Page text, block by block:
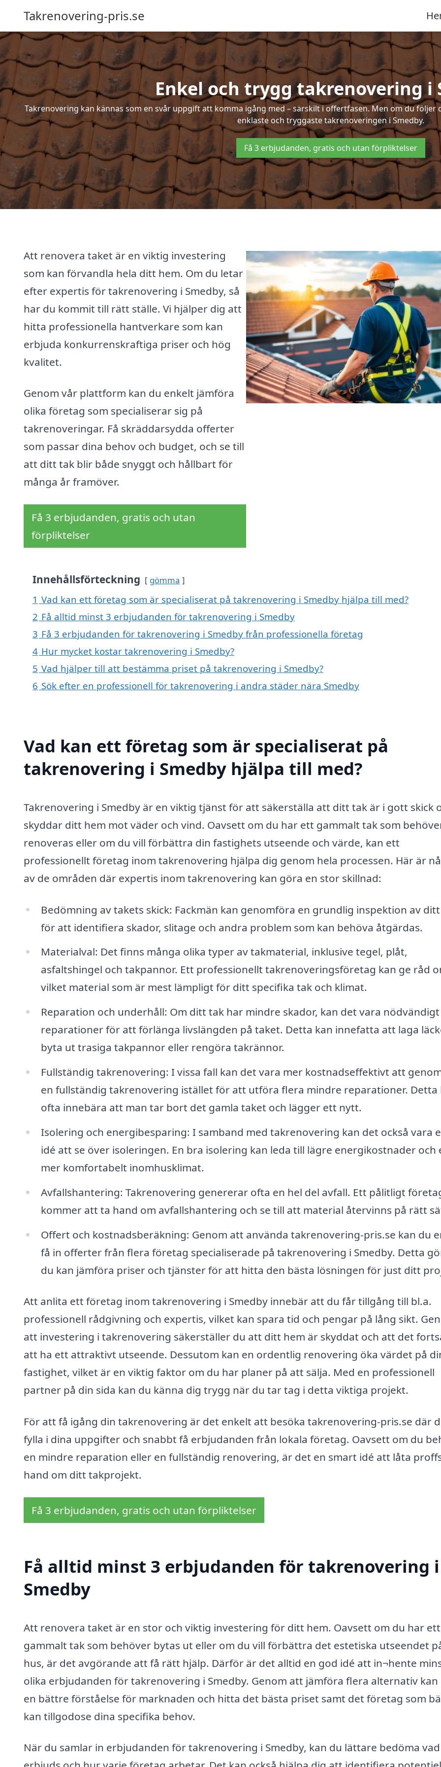
Takrenovering-pris.se
Enkel och trygg takrenovering i
Takrenovering kan kännas som en svår uppgift att komma igång med – särskilt i offertfasen. Men om du
enklaste och tryggaste takrenoveringen i Smedby.
Få 3 erbjudanden, gratis och utan förpliktelser
Att renovera taket är en viktig investering
som kan förvandla hela ditt hem. Om du letar
efter expertis för takrenovering i Smedby, så
har du kommit till rätt ställe. Vi hjälper dig att
hitta professionella hantverkare som kan
erbjuda konkurrenskraftiga priser och hög
kvalitet.
Genom vår plattform kan du enkelt jämföra
olika företag som specialiserar sig på
takrenoveringar. Få skräddarsydda offerter
som passar dina behov och budget, och se till
att ditt tak blir både snyggt och hållbart för
många år framöver.
Få 3 erbjudanden, gratis och utan
förpliktelser
Innehållsförteckning gömma
1 Vad kan ett företag som är specialiserat på takrenovering i Smedby hjälpa till med?
2 Få alltid minst 3 erbjudanden för takrenovering i Smedby
3 Få 3 erbjudanden för takrenovering i Smedby från professionella företag
4 Hur mycket kostar takrenovering i Smedby?
5 Vad hjälper till att bestämma priset på takrenovering i Smedby?
6 Sök efter en professionell för takrenovering i andra städer nära Smedby
Vad kan ett företag som är specialiserat på
takrenovering i Smedby hjälpa till med?
Takrenovering i Smedby är en viktig tjänst för att säkerställa att ditt tak är i gott skick
skyddar ditt hem mot väder och vind. Oavsett om du har ett gammalt tak som
renoveras eller om du vill förbättra din fastighets utseende och värde, kan ett
professionellt företag inom takrenovering hjälpa dig genom hela processen. Här är
av de områden där expertis inom takrenovering kan göra en stor skillnad:
Bedömning av takets skick: Fackmän kan genomföra en grundlig inspektion av
för att identifiera skador, slitage och andra problem som kan behöva åtgärdas.
Materialval: Det finns många olika typer av takmaterial, inklusive tegel, plåt,
asfaltshingel och takpannor. Ett professionellt takrenoveringsföretag kan ge råd
vilket material som är mest lämpligt för ditt specifika tak och klimat.
Reparation och underhåll: Om ditt tak har mindre skador, kan det vara
reparationer för att förlänga livslängden på taket. Detta kan innefatta att laga
byta ut trasiga takpannor eller rengöra takrännor.
Fullständig takrenovering: I vissa fall kan det vara mer kostnadseffektivt att
en fullständig takrenovering istället för att utföra flera mindre reparationer. Detta
ofta innebära att man tar bort det gamla taket och lägger ett nytt.
Isolering och energibesparing: I samband med takrenovering kan det också vara
idé att se över isoleringen. En bra isolering kan leda till lägre energikostnader och
mer komfortabelt inomhusklimat.
Avfallshantering: Takrenovering genererar ofta en hel del avfall. Ett pålitligt
kommer att ta hand om avfallshantering och se till att material återvinns på rätt
Offert och kostnadsberäkning: Genom att använda takrenovering-pris.se kan du
få in offerter från flera företag specialiserade på takrenovering i Smedby. Detta
du kan jämföra priser och tjänster för att hitta den bästa lösningen för just ditt
Att anlita ett företag inom takrenovering i Smedby innebär att du får tillgång till bl.a.
professionell rådgivning och expertis, vilket kan spara tid och pengar på lång sikt.
att investering i takrenovering säkerställer du att ditt hem är skyddat och att det
att ha ett attraktivt utseende. Dessutom kan en ordentlig renovering öka värdet på
fastighet, vilket är en viktig faktor om du har planer på att sälja. Med en professionell
partner på din sida kan du känna dig trygg när du tar tag i detta viktiga projekt.
För att få igång din takrenovering är det enkelt att besöka takrenovering-pris.se där
fylla i dina uppgifter och snabbt få erbjudanden från lokala företag. Oavsett om du
en mindre reparation eller en fullständig renovering, är det en smart idé att låta
hand om ditt takprojekt.
Få 3 erbjudanden, gratis och utan förpliktelser
Få alltid minst 3 erbjudanden för takrenovering i
Smedby
Att renovera taket är en stor och viktig investering för ditt hem. Oavsett om du har ett
gammalt tak som behöver bytas ut eller om du vill förbättra det estetiska utseendet
hus, är det avgörande att få rätt hjälp. Därför är det alltid en god idé att in¬hente
olika erbjudanden för takrenovering i Smedby. Genom att jämföra flera alternativ kan
en bättre förståelse för marknaden och hitta det bästa priset samt det företag som
kan tillgodose dina specifika behov.
När du samlar in erbjudanden för takrenovering i Smedby, kan du lättare bedöma